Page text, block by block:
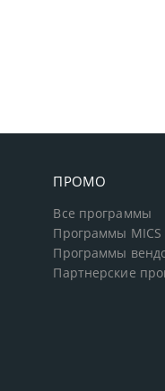
ПРОМО
Все программы
Программы MICS
Программы
Партнерские